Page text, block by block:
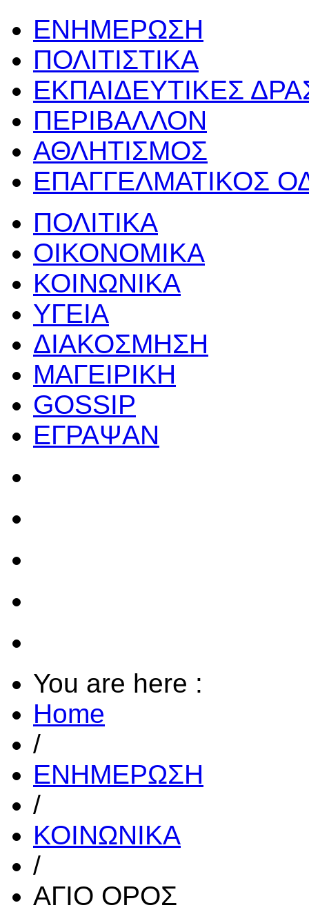
ΕΝΗΜΕΡΩΣΗ
ΠΟΛΙΤΙΣΤΙΚΑ
ΕΚΠΑΙΔΕΥΤΙΚΕΣ
ΠΕΡΙΒΑΛΛΟΝ
ΑΘΛΗΤΙΣΜΟΣ
ΕΠΑΓΓΕΛΜΑΤΙΚΟΣ
ΠΟΛΙΤΙΚΑ
ΟΙΚΟΝΟΜΙΚΑ
ΚΟΙΝΩΝΙΚΑ
ΥΓΕΙΑ
ΔΙΑΚΟΣΜΗΣΗ
ΜΑΓΕΙΡΙΚΗ
GOSSIP
ΕΓΡΑΨΑΝ
You are here :
Home
/
ΕΝΗΜΕΡΩΣΗ
/
ΚΟΙΝΩΝΙΚΑ
/
ΑΓΙΟ ΟΡΟΣ